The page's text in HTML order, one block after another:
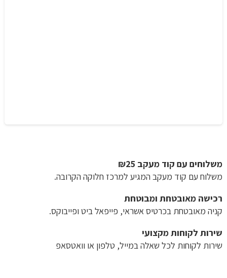
5V1
משלוחים עם קוד מעקב ₪25
משלוח​ עם קוד מעקב המגיע למרכז חלוקה הקרובה.
רכישה​ ​מאובטחת ומבוטחת
קניה מאובטחת בכרטיס אשראי, פייפאל ביט ופייבוקס.
שירות לקוחות מקצועי
שירות לקוחות לכל שאלה במייל, טלפון או וואטסאפ